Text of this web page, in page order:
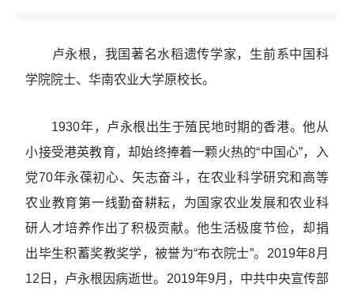
卢永根，我国著名水稻遗传学家，生前系中国科
学院院士、华南农业大学原校长。
1930年，卢永根出生于殖民地时期的香港。他从
小接受港英教育，却始终捧着一颗火热的“中国心”，入
党70年永葆初心、矢志奋斗，在农业科学研究和高等
农业教育第一线勤奋耕耘，为国家农业发展和农业科
研人才培养作出了积极贡献。他生活极度节俭，却捐
出毕生积蓄奖教奖学，被誉为“布衣院士”。2019年8月
12日，卢永根因病逝世。2019年9月，中共中央宣传部